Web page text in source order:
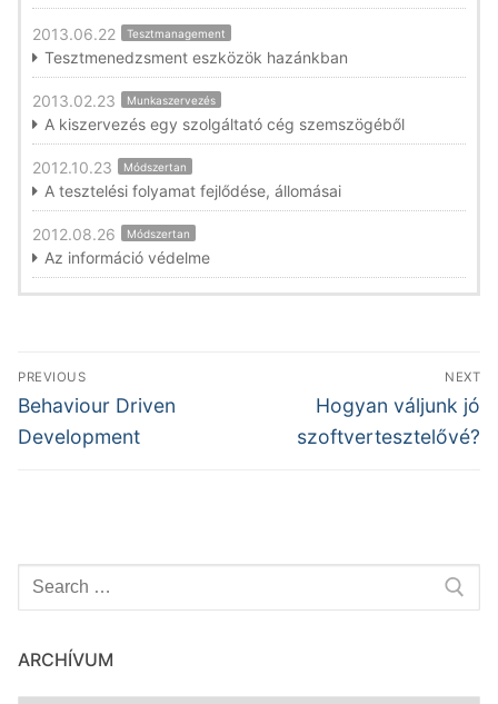
2013.06.22 Tesztmanagement
Tesztmenedzsment eszközök hazánkban
2013.02.23 Munkaszervezés
A kiszervezés egy szolgáltató cég szemszögéből
2012.10.23 Módszertan
A tesztelési folyamat fejlődése, állomásai
2012.08.26 Módszertan
Az információ védelme
Bejegyzés
navigáció
PREVIOUS
Previous
post:
Behaviour Driven
Development
NEXT
Next
post:
Hogyan váljunk jó
szoftvertesztelővé?
Keresése:
ARCHÍVUM